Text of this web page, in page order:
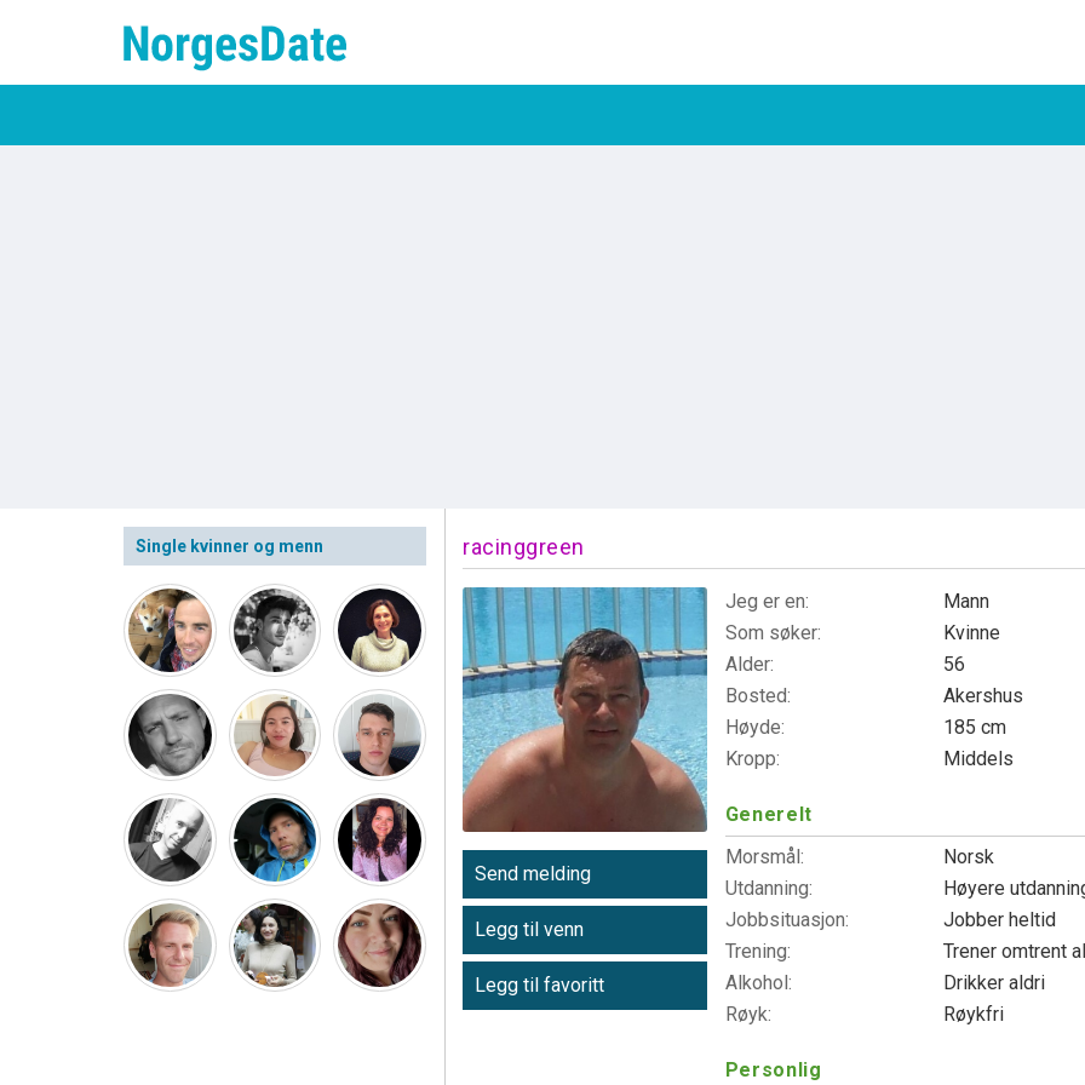
Single kvinner og menn racinggreen
Send melding
Legg til venn
Legg til favoritt
Jeg er en:
Mann
Som søker:
Kvinne
Alder:
56
Bosted:
Akershus
Høyde:
185 cm
Kropp:
Middels
Generelt
Morsmål:
Norsk
Utdanning:
Høyere
Jobbsituasjon:
Jobber heltid
Trening:
Trener omtrent
Alkohol:
Drikker aldri
Røyk:
Røykfri
Personlig